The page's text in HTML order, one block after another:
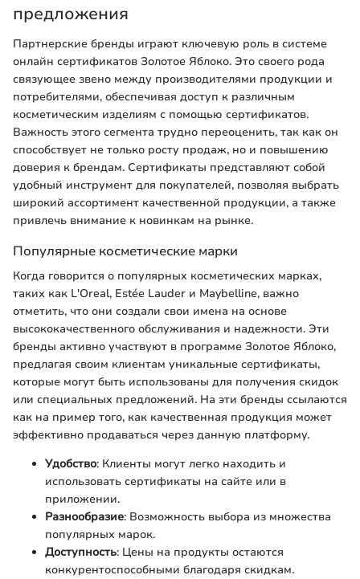
предложения
Партнерские бренды играют ключевую роль в системе
онлайн сертификатов Золотое Яблоко. Это своего рода
связующее звено между производителями продукции и
потребителями, обеспечивая доступ к различным
косметическим изделиям с помощью сертификатов.
Важность этого сегмента трудно переоценить, так как он
способствует не только росту продаж, но и повышению
доверия к брендам. Сертификаты представляют собой
удобный инструмент для покупателей, позволяя выбрать
широкий ассортимент качественной продукции, а также
привлечь внимание к новинкам на рынке.
Популярные косметические марки
Когда говорится о популярных косметических марках,
таких как L'Oreal, Estée Lauder и Maybelline, важно
отметить, что они создали свои имена на основе
высококачественного обслуживания и надежности. Эти
бренды активно участвуют в программе Золотое Яблоко,
предлагая своим клиентам уникальные сертификаты,
которые могут быть использованы для получения скидок
или специальных предложений. На эти бренды ссылаются
как на пример того, как качественная продукция может
эффективно продаваться через данную платформу.
Удобство: Клиенты могут легко находить и
использовать сертификаты на сайте или в
приложении.
Разнообразие: Возможность выбора из множества
популярных марок.
Доступность: Цены на продукты остаются
конкурентоспособными благодаря скидкам.